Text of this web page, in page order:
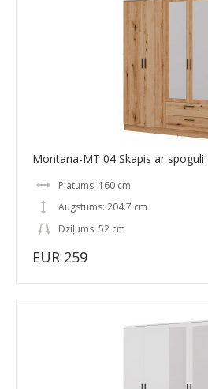
Montana-MT 04 Skapis ar spoguli
Platums: 160 cm
Augstums: 204.7 cm
Dziļums: 52 cm
EUR 259